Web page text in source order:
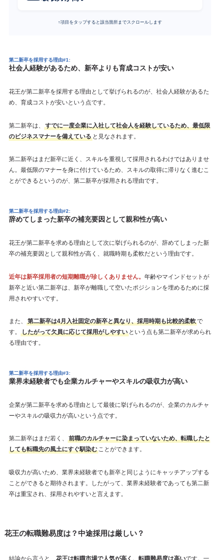
↑項目をタップすると該当箇所までスクロールします
第二新卒を採用する理由#1:
社会人経験があるため、新卒よりも育成コストが安い
花王が第二新卒を採用する理由として挙げられるのが、社会人経験があるた
め、育成コストが安いという点です。
第二新卒は、
すでに一度企業に入社して社会人を経験しているため、最低限
のビジネスマナーを備えている と見なされます。
第二新卒はまだ新卒に近く、スキルを重視して採用されるわけではありませ
ん。最低限のマナーを身に付けているため、スキルの取得に滞りなく進むこ
とができるというのが、第二新卒が採用される理由です。
第二新卒を採用する理由#2:
辞めてしまった新卒の補充要因として親和性が高い
花王が第二新卒を求める理由として次に挙げられるのが、辞めてしまった新
卒の補充要因として親和性が高く、就職時期も柔軟だという理由です。
近年は新卒採用者の短期離職が珍しくありません。 年齢やマインドセットが
新卒と近い第二新卒は、新卒が離職して空いたポジションを埋めるために採
用されやすいです。
また、 第二新卒は4月入社固定の新卒と異なり、採用時期も比較的柔軟で
す。
したがって欠員に応じて採用がしやすいという点も第二新卒が求められ
る理由です。
第二新卒を採用する理由#3:
業界未経験者でも企業カルチャーやスキルの吸収力が高い
企業が第二新卒を求める理由として最後に挙げられるのが、企業のカルチャ
ーやスキルの吸収力が高いという点です。
第二新卒はまだ若く、
前職のカルチャーに染まっていないため、転職したと
しても転職先の風土にすぐ馴染むことができます。
吸収力が高いため、業界未経験者でも新卒と同じようにキャッチアップする
ことができると期待されます。したがって、業界未経験者であっても第二新
卒は重宝され、採用されやすいと言えます。
花王の転職難易度は？中途採用は厳しい？
結論から言うと、 花王は転職市場で人気が高く、転職難易度は高いです。一